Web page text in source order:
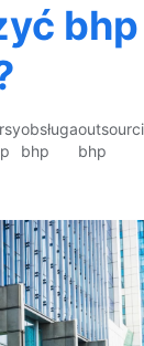
obsługa
bhp
bhp